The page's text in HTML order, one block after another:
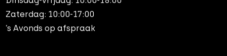
Zaterdag: 10:00-17:00
’s Avonds op afspraak